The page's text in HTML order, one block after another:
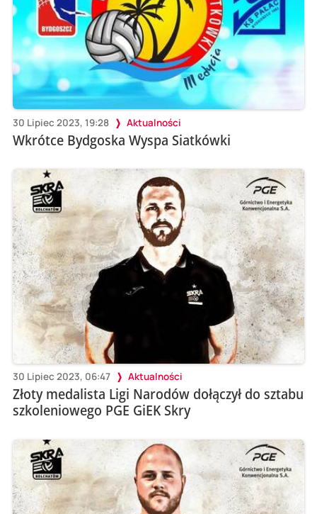
30 Lipiec 2023, 19:28 Aktualności
Wkrótce Bydgoska Wyspa Siatkówki
30 Lipiec 2023, 06:47 Aktualności
Złoty medalista Ligi Narodów dołączył do sztabu
szkoleniowego PGE GiEK Skry